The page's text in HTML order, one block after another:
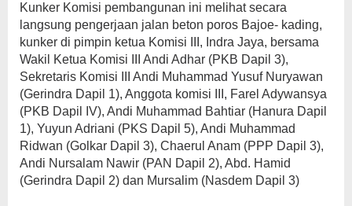
Kunker Komisi pembangunan ini melihat secara
langsung pengerjaan jalan beton poros Bajoe- kading,
kunker di pimpin ketua Komisi III, Indra Jaya, bersama
Wakil Ketua Komisi III Andi Adhar (PKB Dapil 3),
Sekretaris Komisi III Andi Muhammad Yusuf Nuryawan
(Gerindra Dapil 1), Anggota komisi III, Farel Adywansya
(PKB Dapil IV), Andi Muhammad Bahtiar (Hanura Dapil
1), Yuyun Adriani (PKS Dapil 5), Andi Muhammad
Ridwan (Golkar Dapil 3), Chaerul Anam (PPP Dapil 3),
Andi Nursalam Nawir (PAN Dapil 2), Abd. Hamid
(Gerindra Dapil 2) dan Mursalim (Nasdem Dapil 3)